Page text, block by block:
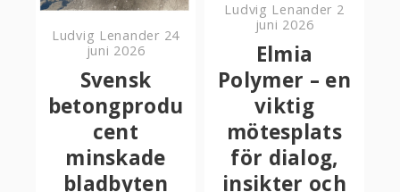
Ludvig Lenander 24
juni 2026
Svensk
betongprodu
cent
minskade
bladbyten
Ludvig Lenander 2
juni 2026
Elmia
Polymer – en
viktig
mötesplats
för dialog,
insikter och